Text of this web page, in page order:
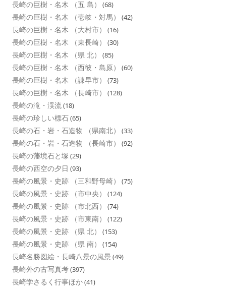
長崎の巨樹・名木 （五 島） (68)
長崎の巨樹・名木 （壱岐・対馬） (42)
長崎の巨樹・名木 （大村市） (16)
長崎の巨樹・名木 （東長崎） (30)
長崎の巨樹・名木 （県 北） (85)
長崎の巨樹・名木 （西彼・島原） (60)
長崎の巨樹・名木 （諌早市） (73)
長崎の巨樹・名木 （長崎市） (128)
長崎の滝・渓流(18)
長崎の珍しい標石(65)
長崎の石・岩・石造物 （県南北） (33)
長崎の石・岩・石造物 （長崎市） (92)
長崎の藩境石と塚 (29)
長崎の西空の夕日 (93)
長崎の風景・史跡 （三和野母崎） (75)
長崎の風景・史跡 （市中央） (124)
長崎の風景・史跡 （市北西） (74)
長崎の風景・史跡 （市東南） (122)
長崎の風景・史跡 （県 北） (153)
長崎の風景・史跡 （県 南） (154)
長崎名勝図絵・長崎八景の風景 (49)
長崎外の古写真考(397)
長崎学さるく行事ほか(41)